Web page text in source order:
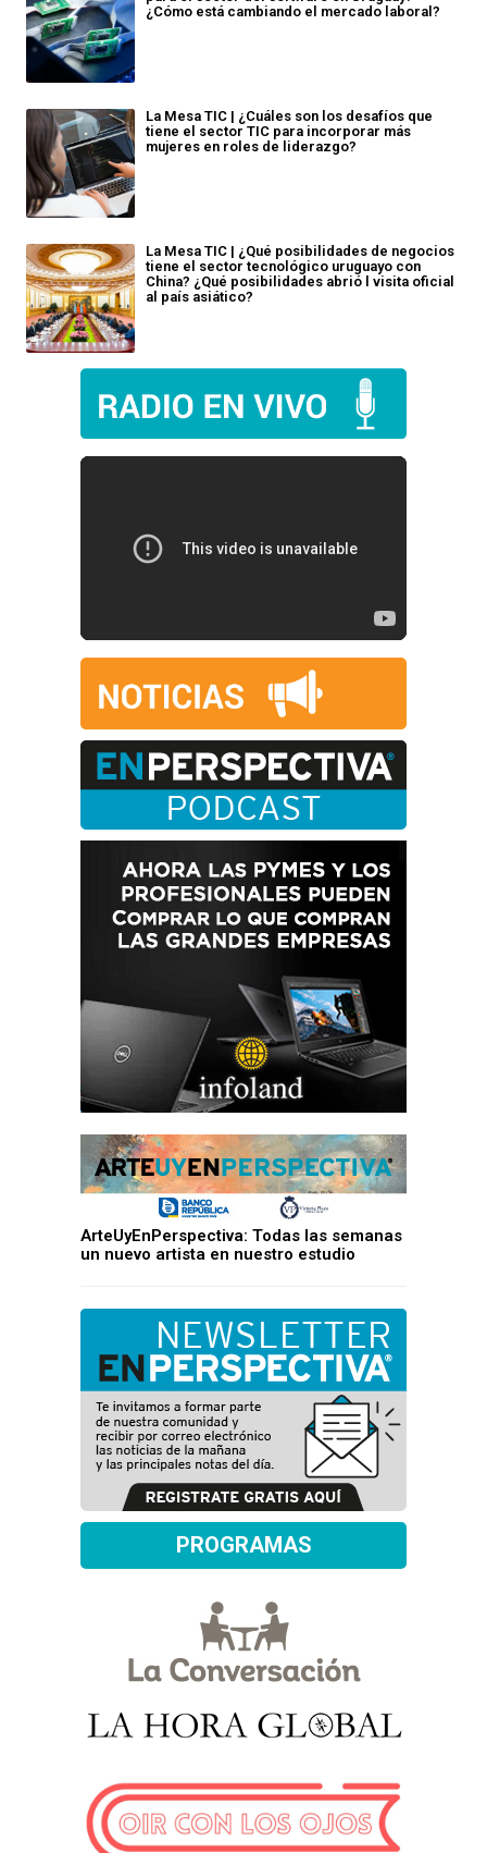
¿Cómo está cambiando el mercado laboral?
La Mesa TIC | ¿Cuáles son los desafíos que
tiene el sector TIC para incorporar más
mujeres en roles de liderazgo?
La Mesa TIC | ¿Qué posibilidades de negocios
tiene el sector tecnológico uruguayo con
China? ¿Qué posibilidades abrió l visita oficial
al país asiático?
ArteUyEnPerspectiva: Todas las semanas
un nuevo artista en nuestro estudio
PROGRAMAS